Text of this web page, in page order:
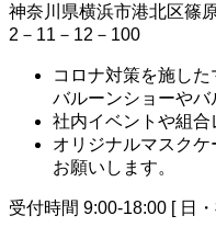
神奈川県横浜市港北区篠
2－11－12－100
コロナ対策を施し
バルーンショーやバ
社内イベントや組
オリジナルマスク
お願いします。
受付時間 9:00-18:00 [ 日